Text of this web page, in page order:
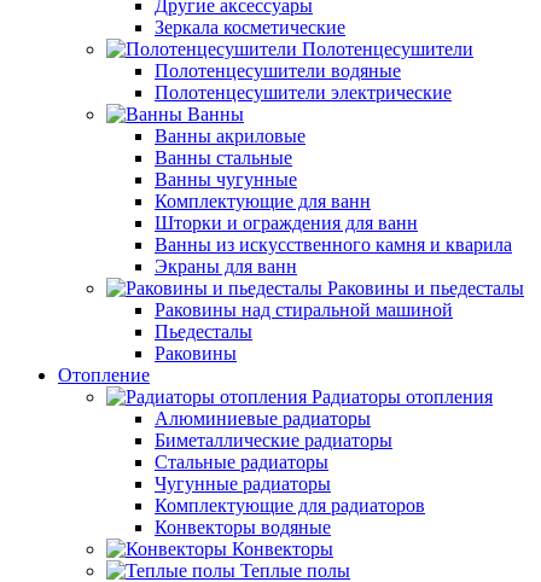
Другие аксессуары
Зеркала косметические
Полотенцесушители
Полотенцесушители водяные
Полотенцесушители электрические
Ванны
Ванны акриловые
Ванны стальные
Ванны чугунные
Комплектующие для ванн
Шторки и ограждения для ванн
Ванны из искусственного камня и кварила
Экраны для ванн
Раковины и пьедесталы
Раковины над стиральной машиной
Пьедесталы
Раковины
Отопление
Радиаторы отопления
Алюминиевые радиаторы
Биметаллические радиаторы
Стальные радиаторы
Чугунные радиаторы
Комплектующие для радиаторов
Конвекторы водяные
Конвекторы
Теплые полы